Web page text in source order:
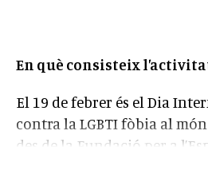
En què consisteix
El 19 de febrer és el Dia
contra la LGBTI fòbia al món
des de la Fundació per a